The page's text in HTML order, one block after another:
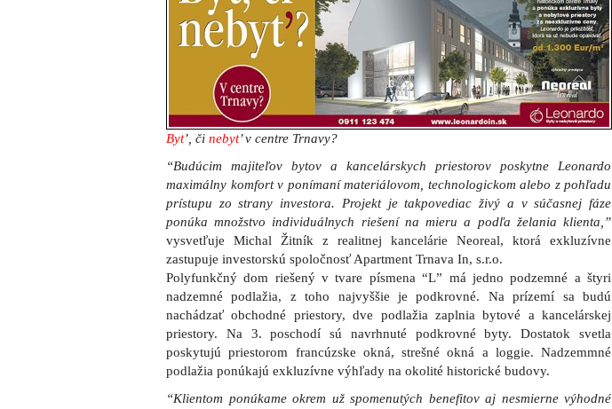
Byt’, či nebyt’ v centre Trnavy?
“Budúcim majiteľov bytov a kancelárskych priestorov poskytne Leonardo
maximálny komfort v ponímaní materiálovom, technologickom alebo z pohľadu
prístupu zo strany investora. Projekt je takpovediac živý a v súčasnej fáze
ponúka množstvo individuálnych riešení na mieru a podľa želania klienta,”
vysvetľuje Michal Žitník z realitnej kancelárie Neoreal, ktorá exkluzívne
zastupuje investorskú spoločnosť Apartment Trnava In, s.r.o.
Polyfunkčný dom riešený v tvare písmena “L” má jedno podzemné a štyri
nadzemné podlažia, z toho najvyššie je podkrovné. Na prízemí sa budú
nachádzať obchodné priestory, dve podlažia zaplnia bytové a kancelárskej
priestory. Na 3. poschodí sú navrhnuté podkrovné byty. Dostatok svetla
poskytujú priestorom francúzske okná, strešné okná a loggie. Nadzemmné
podlažia ponúkajú exkluzívne výhľady na okolité historické budovy.
“Klientom ponúkame okrem už spomenutých benefitov aj nesmierne výhodné